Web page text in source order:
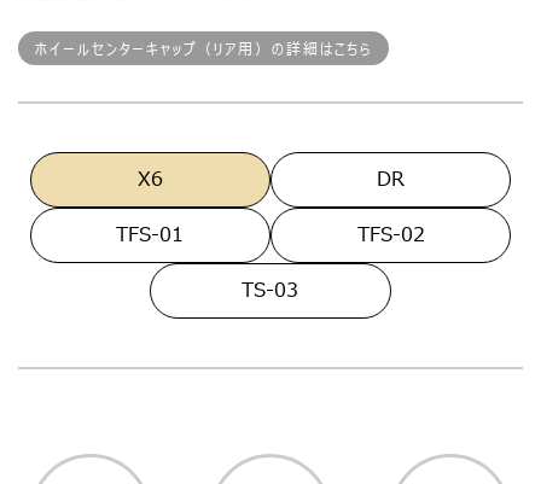
ホイールセンターキャップ（リア用）の詳細はこちら
X6
DR
TFS-01
TFS-02
TS-03